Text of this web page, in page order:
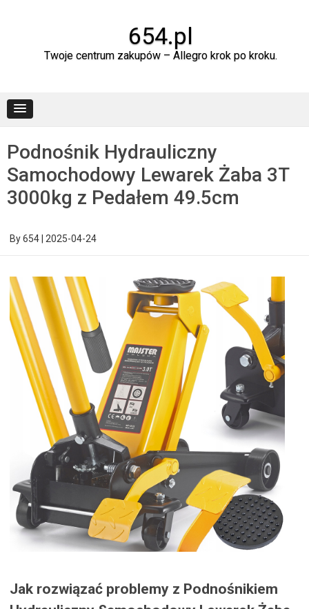
654.pl
Twoje centrum zakupów – Allegro krok po kroku.
Podnośnik Hydrauliczny
Samochodowy Lewarek Żaba 3T
3000kg z Pedałem 49.5cm
By654 2025-04-24
Jak rozwiązać problemy z Podnośnikiem